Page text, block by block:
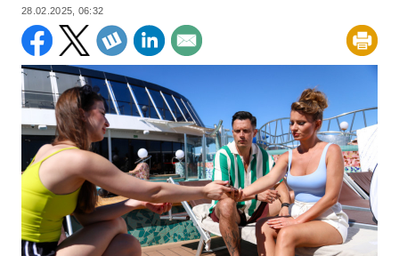
28.02.2025, 06:32